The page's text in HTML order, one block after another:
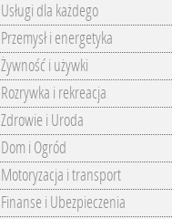
Usługi dla każdego
Przemysł i energetyka
Żywność i używki
Rozrywka i rekreacja
Zdrowie i Uroda
Dom i Ogród
Motoryzacja i transport
Finanse i Ubezpieczenia